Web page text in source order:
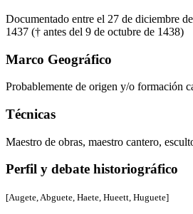
Documentado entre el 27 de diciembre
1437 († antes del 9 de octubre de 1438)
Marco Geográfico
Probablemente de origen y/o formación
Técnicas
Maestro de obras, maestro cantero,
Perfil y debate historiográfico
[Augete, Abguete, Haete, Hueett, Huguete]